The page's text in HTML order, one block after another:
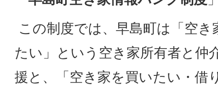
この制度では、早島町は「空
たい」という空き家所有者と仲
援と、「空き家を買いたい・借